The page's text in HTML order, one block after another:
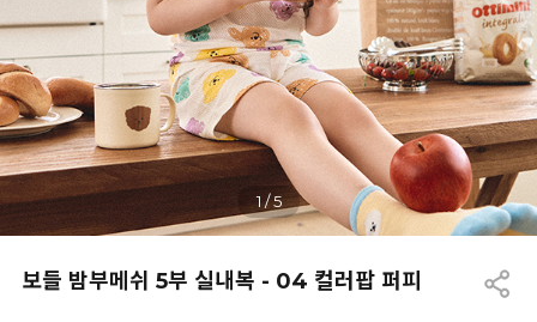
1/5
보들 밤부메쉬 5부 실내복 - 04 컬러팝 퍼피